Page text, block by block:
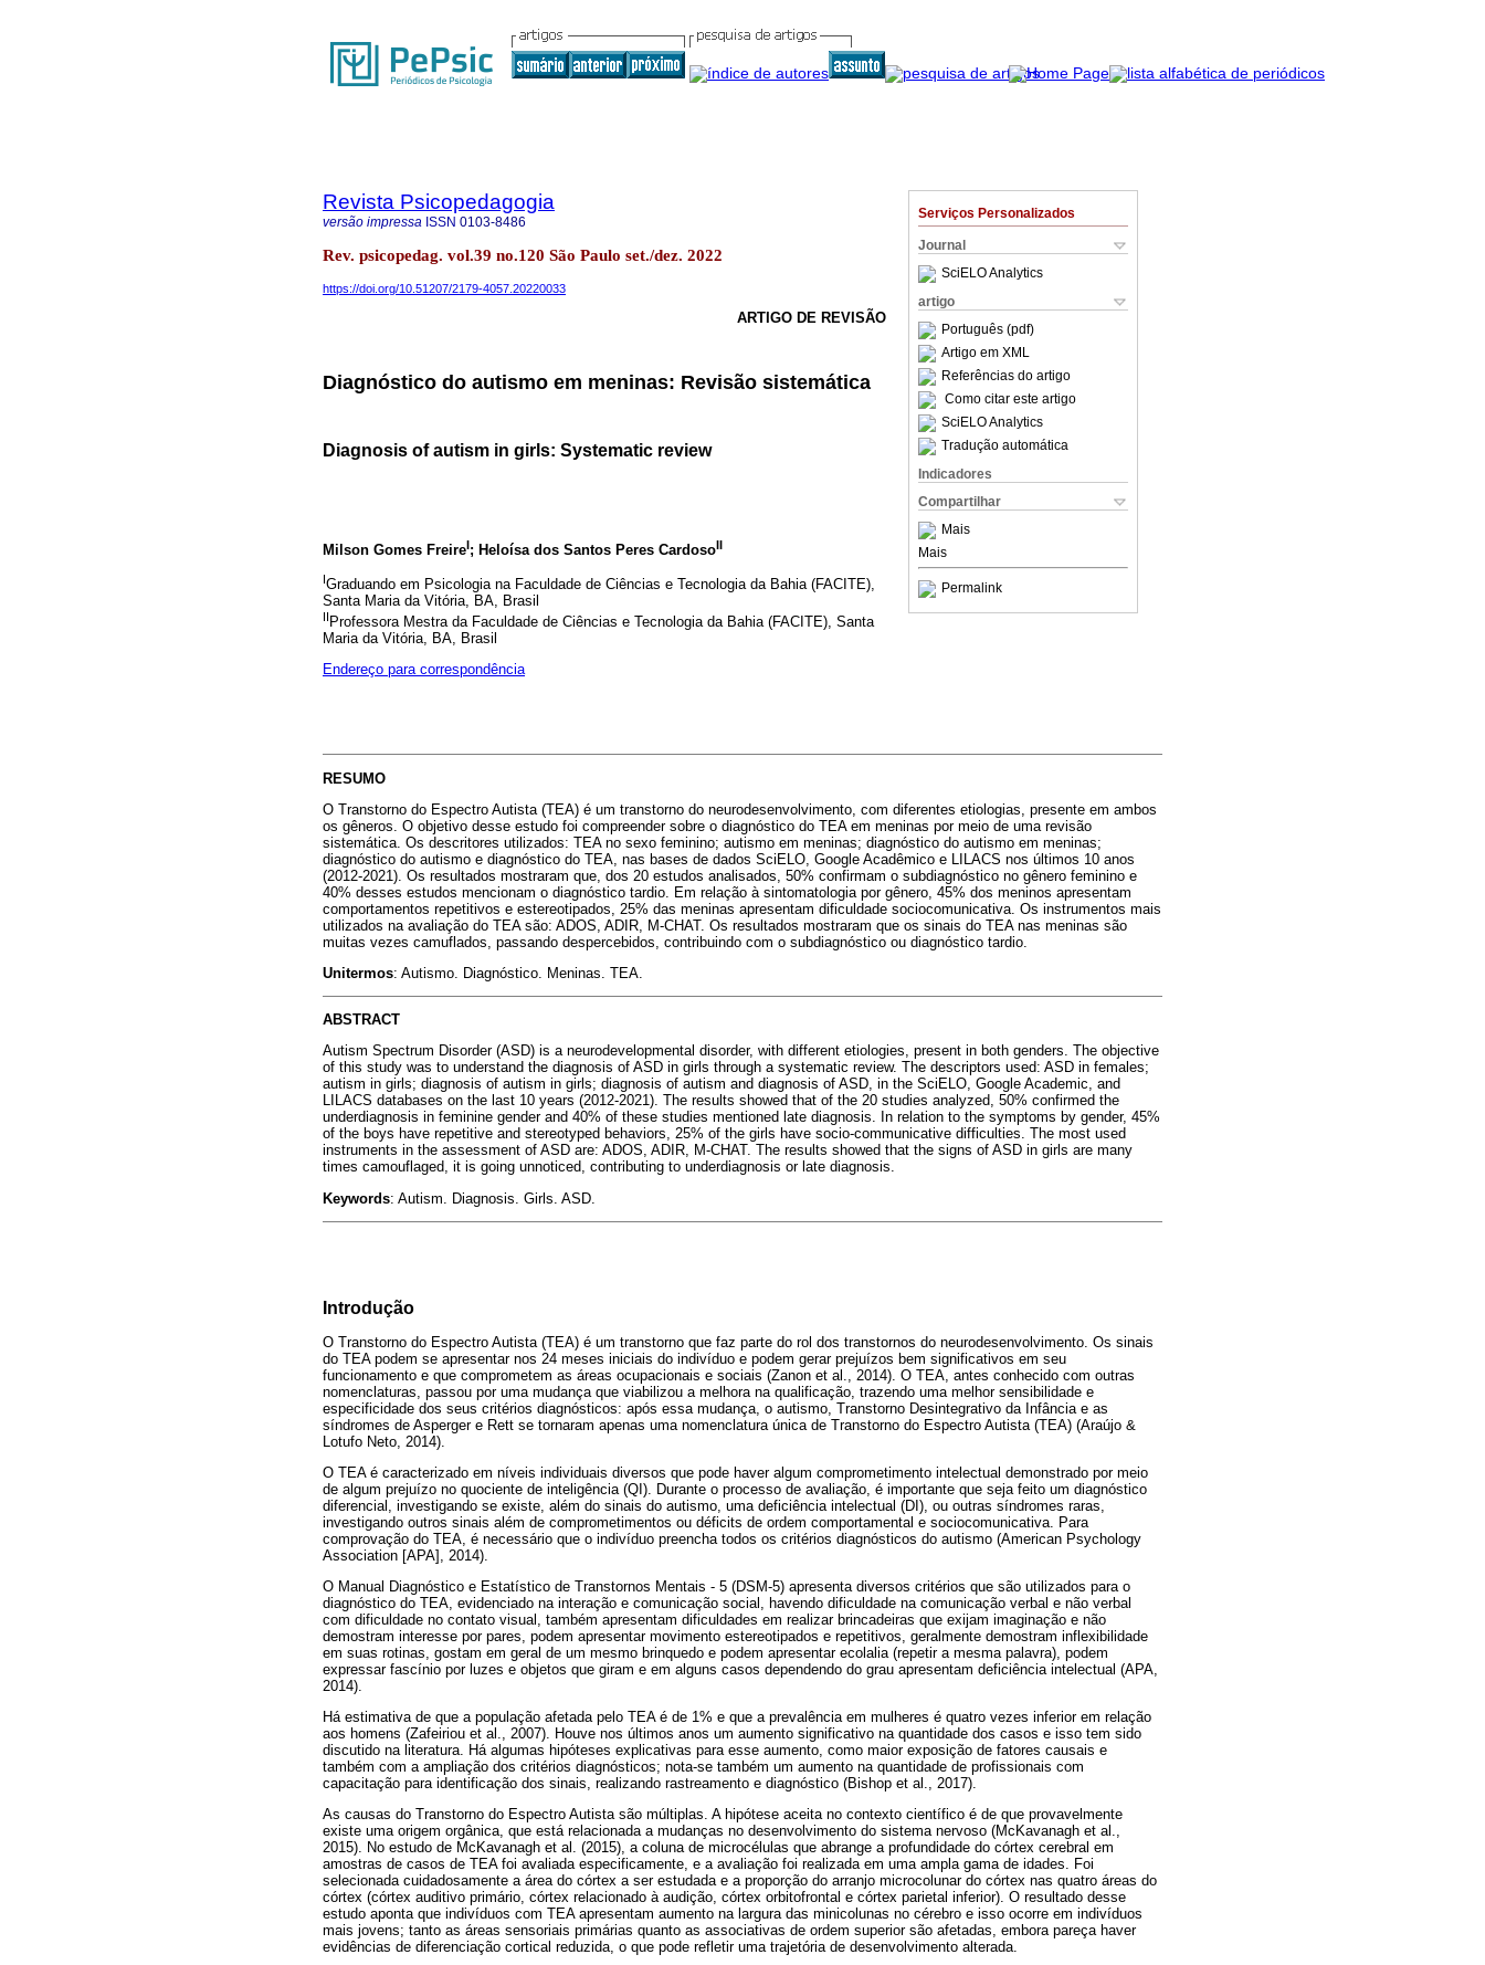
Serviços Personalizados
Journal
SciELO Analytics
artigo
Português (pdf)
Artigo em XML
Referências do artigo
Como citar este artigo
SciELO Analytics
Tradução automática
Indicadores
Compartilhar
Mais
Mais
Permalink
Revista Psicopedagogia
versão impressa ISSN 0103-8486
Rev. psicopedag. vol.39 no.120 São Paulo set./dez. 2022
https://doi.org/10.51207/2179-4057.20220033
ARTIGO DE REVISÃO
Diagnóstico do autismo em meninas: Revisão sistemática
Diagnosis of autism in girls: Systematic review
Milson Gomes FreireI; Heloísa dos Santos Peres CardosoII
IGraduando em Psicologia na Faculdade de Ciências e Tecnologia da Bahia (FACITE),
Santa Maria da Vitória, BA, Brasil
IIProfessora Mestra da Faculdade de Ciências e Tecnologia da Bahia (FACITE), Santa
Maria da Vitória, BA, Brasil
Endereço para correspondência
RESUMO
O Transtorno do Espectro Autista (TEA) é um transtorno do neurodesenvolvimento, com diferentes etiologias, presente em ambos
os gêneros. O objetivo desse estudo foi compreender sobre o diagnóstico do TEA em meninas por meio de uma revisão
sistemática. Os descritores utilizados: TEA no sexo feminino; autismo em meninas; diagnóstico do autismo em meninas;
diagnóstico do autismo e diagnóstico do TEA, nas bases de dados SciELO, Google Acadêmico e LILACS nos últimos 10 anos
(2012-2021). Os resultados mostraram que, dos 20 estudos analisados, 50% confirmam o subdiagnóstico no gênero feminino e
40% desses estudos mencionam o diagnóstico tardio. Em relação à sintomatologia por gênero, 45% dos meninos apresentam
comportamentos repetitivos e estereotipados, 25% das meninas apresentam dificuldade sociocomunicativa. Os instrumentos mais
utilizados na avaliação do TEA são: ADOS, ADIR, M-CHAT. Os resultados mostraram que os sinais do TEA nas meninas são
muitas vezes camuflados, passando despercebidos, contribuindo com o subdiagnóstico ou diagnóstico tardio.
Unitermos: Autismo. Diagnóstico. Meninas. TEA.
ABSTRACT
Autism Spectrum Disorder (ASD) is a neurodevelopmental disorder, with different etiologies, present in both genders. The objective
of this study was to understand the diagnosis of ASD in girls through a systematic review. The descriptors used: ASD in females;
autism in girls; diagnosis of autism in girls; diagnosis of autism and diagnosis of ASD, in the SciELO, Google Academic, and
LILACS databases on the last 10 years (2012-2021). The results showed that of the 20 studies analyzed, 50% confirmed the
underdiagnosis in feminine gender and 40% of these studies mentioned late diagnosis. In relation to the symptoms by gender, 45%
of the boys have repetitive and stereotyped behaviors, 25% of the girls have socio-communicative difficulties. The most used
instruments in the assessment of ASD are: ADOS, ADIR, M-CHAT. The results showed that the signs of ASD in girls are many
times camouflaged, it is going unnoticed, contributing to underdiagnosis or late diagnosis.
Keywords: Autism. Diagnosis. Girls. ASD.
Introdução
O Transtorno do Espectro Autista (TEA) é um transtorno que faz parte do rol dos transtornos do neurodesenvolvimento. Os sinais
do TEA podem se apresentar nos 24 meses iniciais do indivíduo e podem gerar prejuízos bem significativos em seu
funcionamento e que comprometem as áreas ocupacionais e sociais (Zanon et al., 2014). O TEA, antes conhecido com outras
nomenclaturas, passou por uma mudança que viabilizou a melhora na qualificação, trazendo uma melhor sensibilidade e
especificidade dos seus critérios diagnósticos: após essa mudança, o autismo, Transtorno Desintegrativo da Infância e as
síndromes de Asperger e Rett se tornaram apenas uma nomenclatura única de Transtorno do Espectro Autista (TEA) (Araújo &
Lotufo Neto, 2014).
O TEA é caracterizado em níveis individuais diversos que pode haver algum comprometimento intelectual demonstrado por meio
de algum prejuízo no quociente de inteligência (QI). Durante o processo de avaliação, é importante que seja feito um diagnóstico
diferencial, investigando se existe, além do sinais do autismo, uma deficiência intelectual (DI), ou outras síndromes raras,
investigando outros sinais além de comprometimentos ou déficits de ordem comportamental e sociocomunicativa. Para
comprovação do TEA, é necessário que o indivíduo preencha todos os critérios diagnósticos do autismo (American Psychology
Association [APA], 2014).
O Manual Diagnóstico e Estatístico de Transtornos Mentais - 5 (DSM-5) apresenta diversos critérios que são utilizados para o
diagnóstico do TEA, evidenciado na interação e comunicação social, havendo dificuldade na comunicação verbal e não verbal
com dificuldade no contato visual, também apresentam dificuldades em realizar brincadeiras que exijam imaginação e não
demostram interesse por pares, podem apresentar movimento estereotipados e repetitivos, geralmente demostram inflexibilidade
em suas rotinas, gostam em geral de um mesmo brinquedo e podem apresentar ecolalia (repetir a mesma palavra), podem
expressar fascínio por luzes e objetos que giram e em alguns casos dependendo do grau apresentam deficiência intelectual (APA,
2014).
Há estimativa de que a população afetada pelo TEA é de 1% e que a prevalência em mulheres é quatro vezes inferior em relação
aos homens (Zafeiriou et al., 2007). Houve nos últimos anos um aumento significativo na quantidade dos casos e isso tem sido
discutido na literatura. Há algumas hipóteses explicativas para esse aumento, como maior exposição de fatores causais e
também com a ampliação dos critérios diagnósticos; nota-se também um aumento na quantidade de profissionais com
capacitação para identificação dos sinais, realizando rastreamento e diagnóstico (Bishop et al., 2017).
As causas do Transtorno do Espectro Autista são múltiplas. A hipótese aceita no contexto científico é de que provavelmente
existe uma origem orgânica, que está relacionada a mudanças no desenvolvimento do sistema nervoso (McKavanagh et al.,
2015). No estudo de McKavanagh et al. (2015), a coluna de microcélulas que abrange a profundidade do córtex cerebral em
amostras de casos de TEA foi avaliada especificamente, e a avaliação foi realizada em uma ampla gama de idades. Foi
selecionada cuidadosamente a área do córtex a ser estudada e a proporção do arranjo microcolunar do córtex nas quatro áreas do
córtex (córtex auditivo primário, córtex relacionado à audição, córtex orbitofrontal e córtex parietal inferior). O resultado desse
estudo aponta que indivíduos com TEA apresentam aumento na largura das minicolunas no cérebro e isso ocorre em indivíduos
mais jovens; tanto as áreas sensoriais primárias quanto as associativas de ordem superior são afetadas, embora pareça haver
evidências de diferenciação cortical reduzida, o que pode refletir uma trajetória de desenvolvimento alterada.